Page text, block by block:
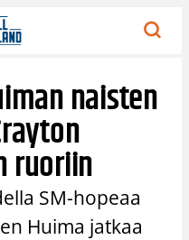
naisten
ruoriin
SM-hopeaa
Huima jatkaa